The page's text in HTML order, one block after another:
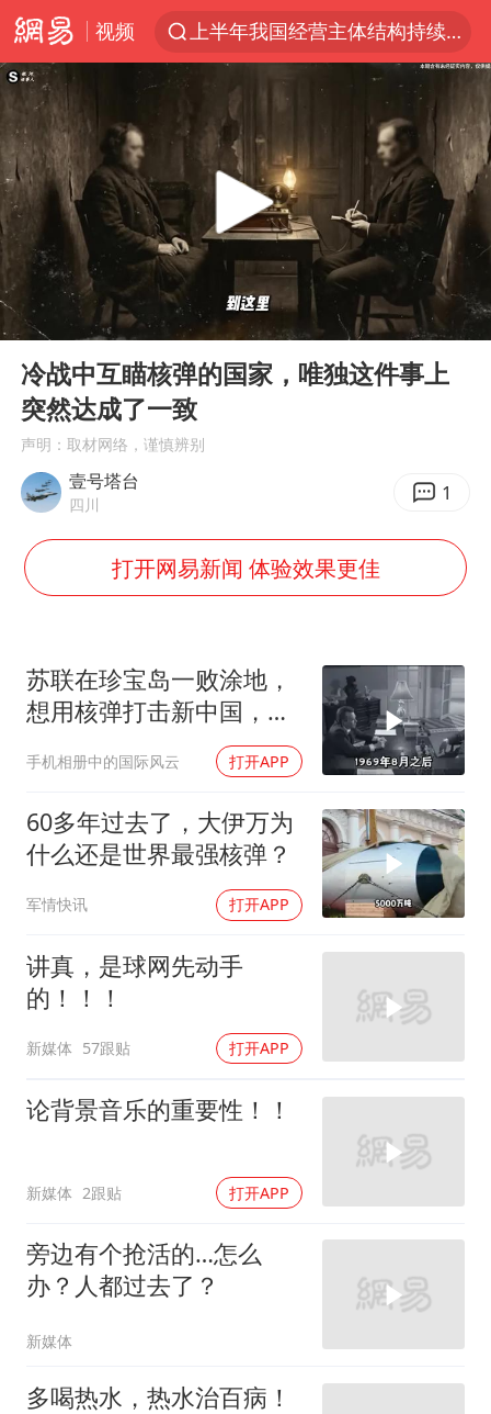
视频
上半年我国经营主体结构持续优化
白海豚将给京津冀带来大暴雨
刘嘉玲晒与周星驰合照
《披荆斩棘2026》阵容官宣
上海有出现龙卷潜势
国足U17与阿森纳决赛取消 并列冠军
香港高温刷新历史纪录
王艺迪无缘横滨赛决赛
2025年小学教师减少13.19万
以军士兵把枪口对准中国记者
上门女婿出轨女邻居多年被判重婚罪
韩军前线部队连曝丑闻
笔试第一被劝弃考涉事副校长被撤职
构建更高水平的全民健身公共服务体系
奋力开创中国式现代化建设新局面
Play
00:00 10:38
冷战中互瞄核弹的国家，唯独这件事上
突然达成了一致
声明：取材网络，谨慎辨别
壹号塔台
四川 1
打开网易新闻 体验效果更佳
苏联在珍宝岛一败涂地，
想用核弹打击新中国，为
手机相册中的国际风云 打开APP
60多年过去了，大伊万为
什么还是世界最强核弹？
军情快讯 打开APP
讲真，是球网先动手
的！！！
新媒体 57跟贴 打开APP
论背景音乐的重要性！！
新媒体 2跟贴 打开APP
旁边有个抢活的…怎么
办？人都过去了？
新媒体
多喝热水，热水治百病！